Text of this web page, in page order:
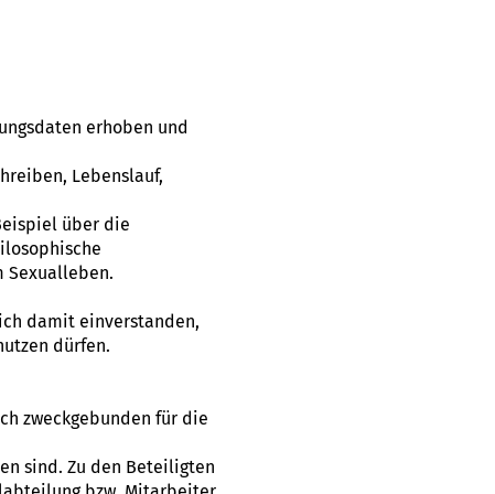
erhoben und
Lebenslauf,
über die
Sexualleben.
damit einverstanden,
dürfen.
zweckgebunden für die
sind. Zu den Beteiligten